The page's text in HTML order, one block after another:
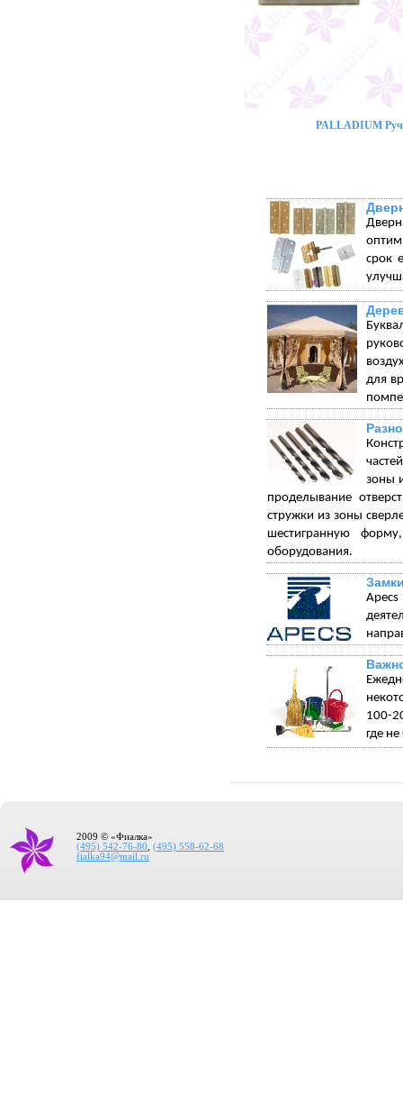
PALLADIUM
срок
для
зоны
проделывание
стружки из зоны
шестигранную
оборудования.
Apecs
100-
где
2009 © «Фиалка»
(495) 542-76-80
(495) 558-62-68
fialka94@mail.ru